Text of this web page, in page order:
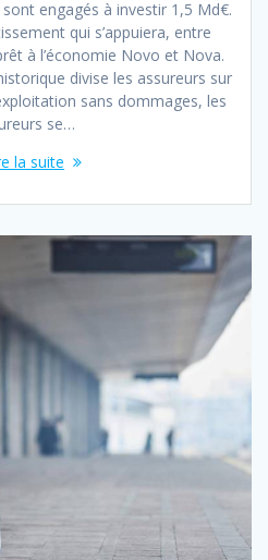
engagés à investir 1,5 Md€.
qui s’appuiera, entre
à l’économie Novo et Nova.
divise les assureurs sur
sans dommages, les
se…
la suite